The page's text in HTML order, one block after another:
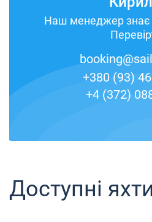
Наш менеджер знає
+380 (93)
+4 (372)
Доступні